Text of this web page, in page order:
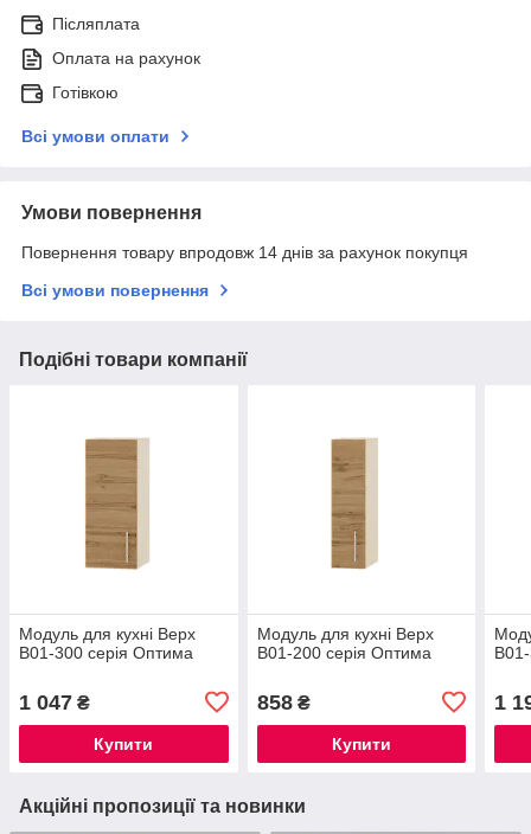
Післяплата
Оплата на рахунок
Готівкою
Всі умови оплати
Умови повернення
Повернення товару впродовж 14 днів за рахунок покупця
Всі умови повернення
Подібні товари компанії
Модуль для кухні Верх
В01-300 серія Оптима
1 047 ₴
Купити
Модуль для кухні Верх
В01-200 серія Оптима
858₴
Купити
1
Акційні пропозиції та новинки